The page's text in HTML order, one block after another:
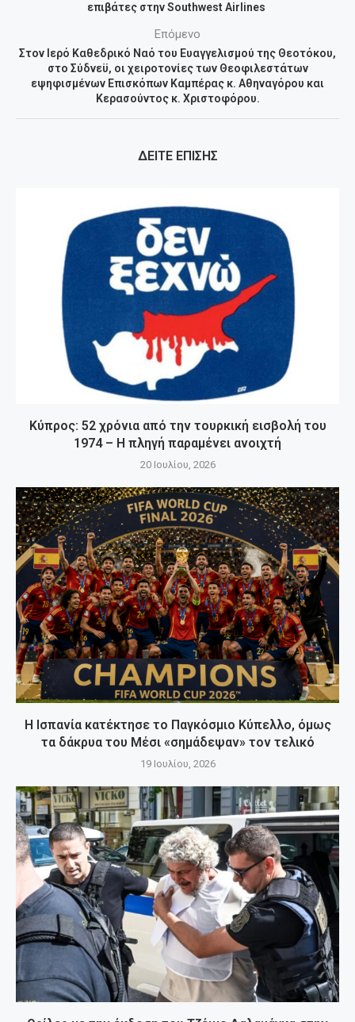
επιβάτες στην Southwest Airlines
Επόμενο
Στον Ιερό Καθεδρικό Ναό του Ευαγγελισμού της Θεοτόκου,
στο Σύδνεϋ, οι χειροτονίες των Θεοφιλεστάτων
εψηφισμένων Επισκόπων Καμπέρας κ. Αθηναγόρου και
Κερασούντος κ. Χριστοφόρου.
ΔΕΙΤΕ ΕΠΙΣΗΣ
Κύπρος: 52 χρόνια από την τουρκική εισβολή του
1974 – Η πληγή παραμένει ανοιχτή
20 Ιουλίου, 2026
Η Ισπανία κατέκτησε το Παγκόσμιο Κύπελλο, όμως
τα δάκρυα του Μέσι «σημάδεψαν» τον τελικό
19 Ιουλίου, 2026